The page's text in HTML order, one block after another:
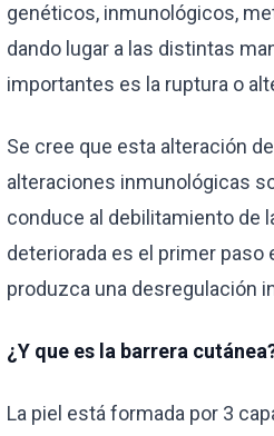
genéticos, inmunológicos,
dando lugar a las distintas
importantes es la ruptura o
Se cree que esta alteración
alteraciones inmunológicas
conduce al debilitamiento de
deteriorada es el primer paso
produzca una desregulación
¿Y que es la barrera
La piel está formada por 3